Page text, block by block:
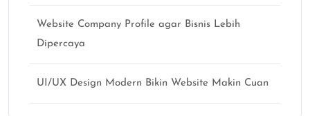
Website Company Profile agar Bisnis Lebih
Dipercaya
UI/UX Design Modern Bikin Website Makin Cuan